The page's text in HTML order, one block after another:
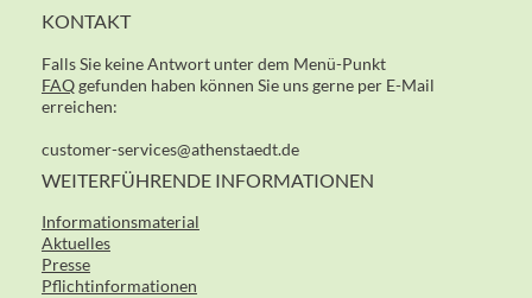
KONTAKT
Falls Sie keine Antwort unter dem Menü-Punkt
FAQgefunden haben können Sie uns gerne per E-Mail
erreichen:
customer-services@athenstaedt.de
WEITERFÜHRENDE INFORMATIONEN
Informationsmaterial
Aktuelles
Presse
Pflichtinformationen